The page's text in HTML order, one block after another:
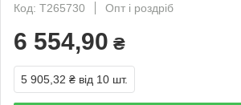
Код: T265730
Опт і роздріб
6 554,90 ₴
5 905,32 ₴ від 10 шт.